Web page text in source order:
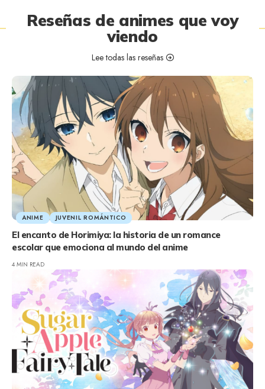
Reseñas de animes que voy
viendo
Lee todas las reseñas
ANIME JUVENIL ROMÁNTICO
El encanto de Horimiya: la historia de un romance
escolar que emociona al mundo del anime
4 MIN READ